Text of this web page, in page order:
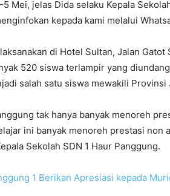
Mei, jelas Dida selaku Kepala
kepada kami melalui
di Hotel Sultan, Jalan Gatot
520 siswa terlampir yang
salah satu siswa mewakili Provinsi
tak hanya banyak menoreh
ini banyak menoreh prestasi non
Sekolah SDN 1 Haur Panggung.
1 Berikan Apresiasi kepada